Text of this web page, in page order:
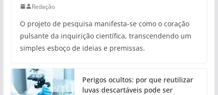
Redação
O projeto de pesquisa manifesta-se como o coração
pulsante da inquirição científica, transcendendo um
simples esboço de ideias e premissas.
Perigos ocultos: por que reutilizar
luvas descartáveis pode ser